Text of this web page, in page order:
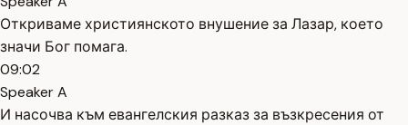
Откриваме християнското внушение за Лазар, което
значи Бог помага.
09:02
Speaker A
И насочва към евангелския разказ за възкресения от